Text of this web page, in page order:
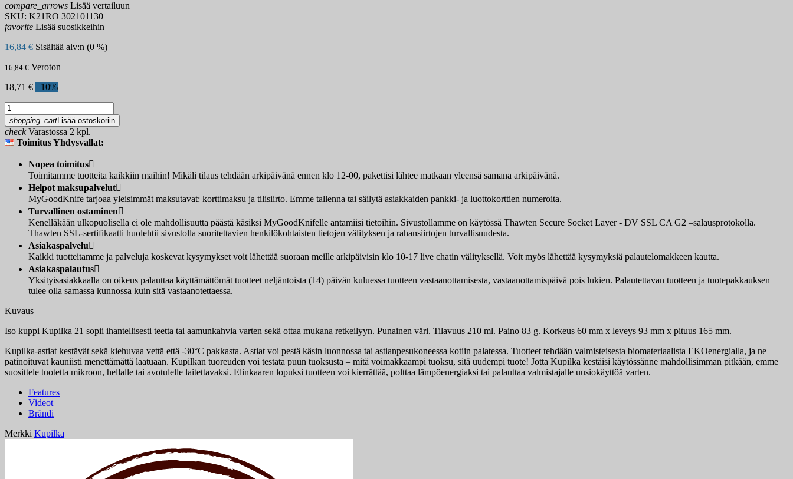
compare_arrows Lisää vertailuun
SKU: K21RO 302101130
favorite Lisää suosikkeihin
16,84 € Sisältää alv:n (0 %)
16,84 € Veroton
18,71 € −10%
shopping_cartLisää ostoskoriin
checkVarastossa 2 kpl.
Toimitus Yhdysvallat:
Nopea toimitus
Toimitamme tuotteita kaikkiin maihin! Mikäli tilaus tehdään arkipäivänä ennen klo 12-00, pakettisi lähtee matkaan yleensä samana arkipäivänä.
Helpot maksupalvelut
MyGoodKnife tarjoaa yleisimmät maksutavat: korttimaksu ja tilisiirto. Emme tallenna tai säilytä asiakkaiden pankki- ja luottokorttien numeroita.
Turvallinen ostaminen
Kenelläkään ulkopuolisella ei ole mahdollisuutta päästä käsiksi MyGoodKnifelle antamiisi tietoihin. Sivustollamme on käytössä Thawten Secure Socket Layer - DV SSL CA G2 –salausprotokolla.
Thawten SSL-sertifikaatti huolehtii sivustolla suoritettavien henkilökohtaisten tietojen välityksen ja rahansiirtojen turvallisuudesta.
Asiakaspalvelu
Kaikki tuotteitamme ja palveluja koskevat kysymykset voit lähettää suoraan meille arkipäivisin klo 10-17 live chatin välityksellä. Voit myös lähettää kysymyksiä palautelomakkeen kautta.
Asiakaspalautus
Yksityisasiakkaalla on oikeus palauttaa käyttämättömät tuotteet neljäntoista (14) päivän kuluessa tuotteen vastaanottamisesta, vastaanottamispäivä pois lukien. Palautettavan tuotteen ja tuotepakkauksen
tulee olla samassa kunnossa kuin sitä vastaanotettaessa.
Kuvaus
Iso kuppi Kupilka 21 sopii ihantellisesti teetta tai aamunkahvia varten sekä ottaa mukana retkeilyyn. Punainen väri. Tilavuus 210 ml. Paino 83 g. Korkeus 60 mm x leveys 93 mm x pituus 165 mm.
Kupilka-astiat kestävät sekä kiehuvaa vettä että -30°C pakkasta. Astiat voi pestä käsin luonnossa tai astianpesukoneessa kotiin palatessa. Tuotteet tehdään valmisteisesta biomateriaalista EKOenergialla, ja ne
patinoituvat kauniisti menettämättä laatuaan. Kupilkan tuoreuden voi testata puun tuoksusta – mitä voimakkaampi tuoksu, sitä uudempi tuote! Jotta Kupilka kestäisi käytössänne mahdollisimman pitkään, emme
suosittele tuotetta mikroon, hellalle tai avotulelle laitettavaksi. Elinkaaren lopuksi tuotteen voi kierrättää, polttaa lämpöenergiaksi tai palauttaa valmistajalle uusiokäyttöä varten.
Features
Videot
Brändi
Merkki Kupilka